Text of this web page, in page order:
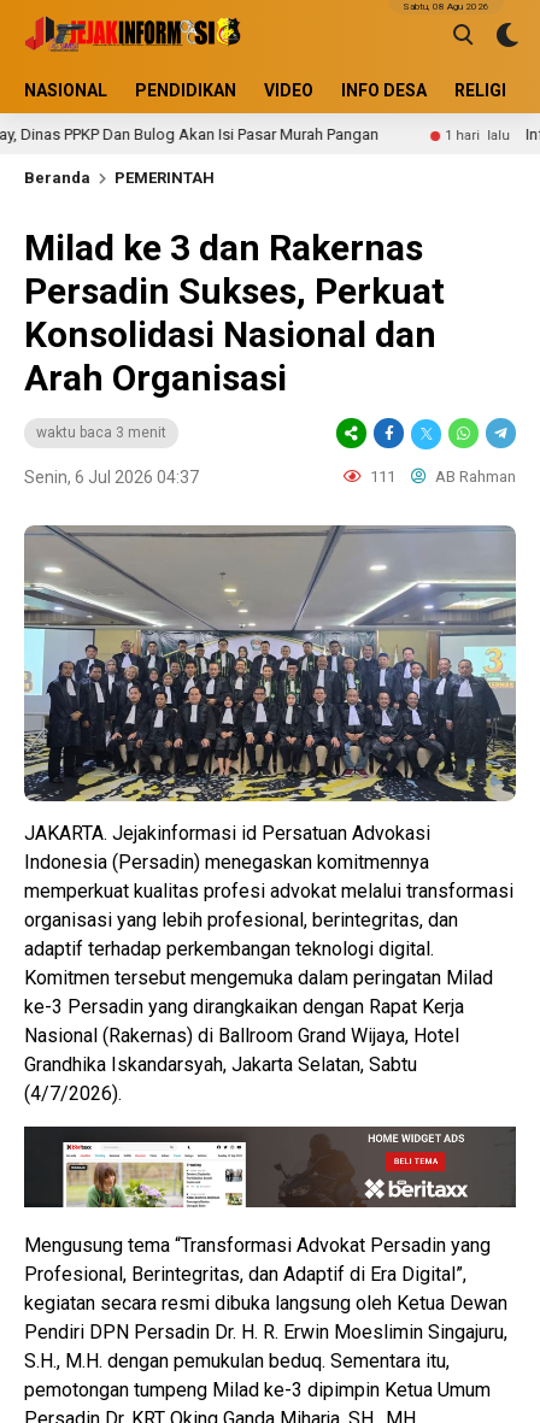
NASIONAL PENDIDIKAN VIDEO INFO DESA RELIGI
Sabtu, 08 Agu 2026
Dan Bulog Akan Isi Pasar Murah Pangan 1 hari lalu Informasi
Beranda PEMERINTAH
Milad ke 3 dan Rakernas
Persadin Sukses, Perkuat
Konsolidasi Nasional dan
Arah Organisasi
waktu baca 3 menit
Senin, 6 Jul 2026 04:37 111 AB Rahman
JAKARTA. Jejakinformasi id Persatuan Advokasi
Indonesia (Persadin) menegaskan komitmennya
memperkuat kualitas profesi advokat melalui transformasi
organisasi yang lebih profesional, berintegritas, dan
adaptif terhadap perkembangan teknologi digital.
Komitmen tersebut mengemuka dalam peringatan Milad
ke-3 Persadin yang dirangkaikan dengan Rapat Kerja
Nasional (Rakernas) di Ballroom Grand Wijaya, Hotel
Grandhika Iskandarsyah, Jakarta Selatan, Sabtu
(4/7/2026).
Mengusung tema “Transformasi Advokat Persadin yang
Profesional, Berintegritas, dan Adaptif di Era Digital”,
kegiatan secara resmi dibuka langsung oleh Ketua Dewan
Pendiri DPN Persadin Dr. H. R. Erwin Moeslimin Singajuru,
S.H., M.H. dengan pemukulan beduq. Sementara itu,
pemotongan tumpeng Milad ke-3 dipimpin Ketua Umum